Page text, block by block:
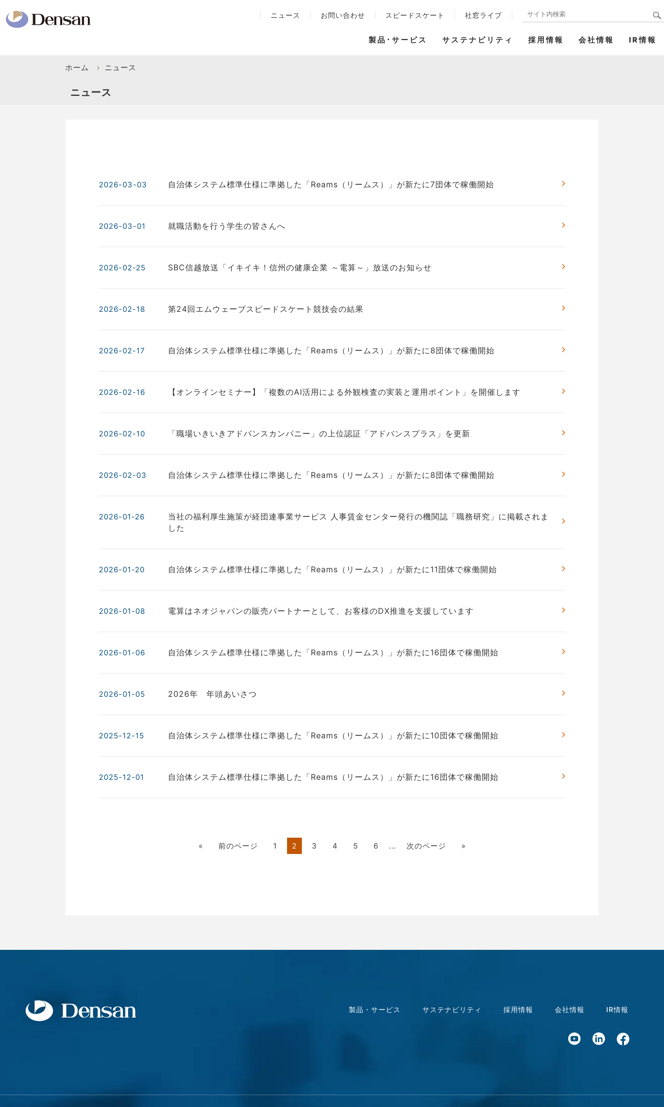
ニュース お問い合わせ スピードスケート 社窓ライブ
製品･サービス サステナビリティ 採用情報 会社情報 IR情報
ホーム › ニュース
ニュース
2026-03-03 自治体システム標準仕様に準拠した「Reams（リームス）」が新たに7団体で稼働開始
2026-03-01 就職活動を行う学生の皆さんへ
2026-02-25 SBC信越放送「イキイキ！信州の健康企業 ～電算～」放送のお知らせ
2026-02-18 第24回エムウェーブスピードスケート競技会の結果
2026-02-17 自治体システム標準仕様に準拠した「Reams（リームス）」が新たに8団体で稼働開始
2026-02-16 【オンラインセミナー】「複数のAI活用による外観検査の実装と運用ポイント」を開催します
2026-02-10 「職場いきいきアドバンスカンパニー」の上位認証「アドバンスプラス」を更新
2026-02-03 自治体システム標準仕様に準拠した「Reams（リームス）」が新たに8団体で稼働開始
2026-01-26
当社の福利厚生施策が経団連事業サービス 人事賃金センター発行の機関誌「職務研究」に掲載されま
した
2026-01-20 自治体システム標準仕様に準拠した「Reams（リームス）」が新たに11団体で稼働開始
2026-01-08 電算はネオジャパンの販売パートナーとして、お客様のDX推進を支援しています
2026-01-06 自治体システム標準仕様に準拠した「Reams（リームス）」が新たに16団体で稼働開始
2026-01-05 2026年 年頭あいさつ
2025-12-15 自治体システム標準仕様に準拠した「Reams（リームス）」が新たに10団体で稼働開始
2025-12-01 自治体システム標準仕様に準拠した「Reams（リームス）」が新たに16団体で稼働開始
« 前のページ 1 2 3 4 5 6 ... 次のページ »
製品・サービス サステナビリティ 採用情報 会社情報 IR情報